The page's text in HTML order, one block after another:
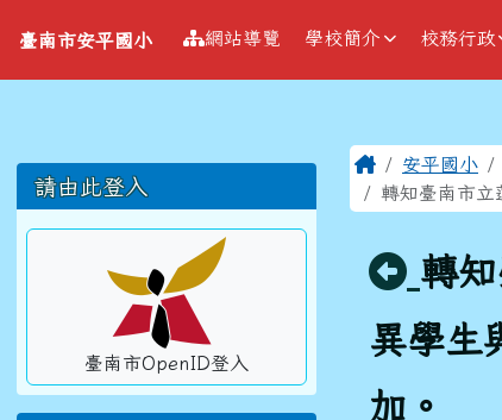
臺南市安平國小
導覽列
臺南市安平國小 網站導覽 學校簡介 校務行政
左邊區域內容
請由此登入
臺南市OpenID登入
主內容
Home安平國小
轉知臺南市立
回
轉
異學生
加。
頁尾區域